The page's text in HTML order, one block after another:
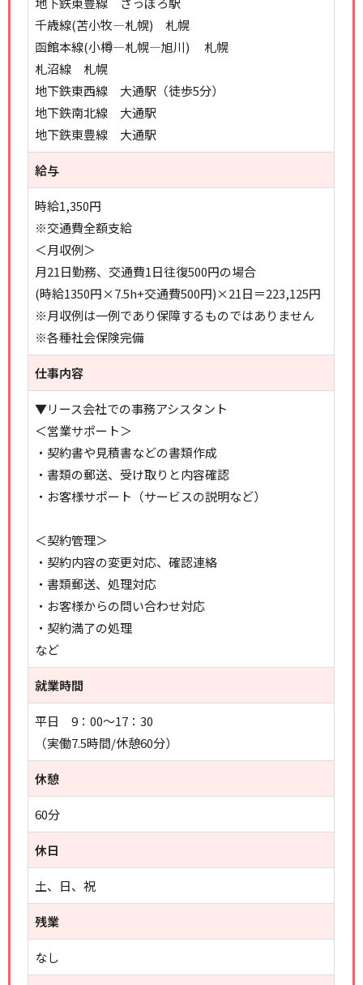
千歳線(苫小牧―札幌) 札幌
函館本線(小樽―札幌―旭川) 札幌
札沼線 札幌
地下鉄東西線 大通駅（徒歩5分）
地下鉄南北線 大通駅
地下鉄東豊線 大通駅
給与
時給1,350円
※交通費全額支給
＜月収例＞
月21日勤務、交通費1日往復500円の場合
(時給1350円×7.5h+交通費500円)×21日＝223,125円
※月収例は一例であり保障するものではありません
※各種社会保険完備
仕事内容
▼リース会社での事務アシスタント
＜営業サポート＞
・契約書や見積書などの書類作成
・書類の郵送、受け取りと内容確認
・お客様サポート（サービスの説明など）
＜契約管理＞
・契約内容の変更対応、確認連絡
・書類郵送、処理対応
・お客様からの問い合わせ対応
・契約満了の処理
など
就業時間
平日 9：00～17：30
（実働7.5時間/休憩60分）
休憩
60分
休日
土、日、祝
残業
なし